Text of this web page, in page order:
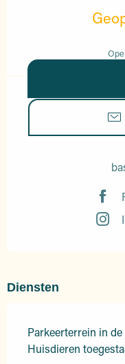
Diensten
Parkeerterrein in
Huisdieren